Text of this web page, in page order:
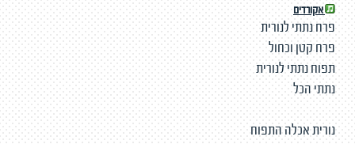
אקורדים
פרח נתתי לנורית
פרח קטן וכחול
תפוח נתתי לנורית
נתתי הכל
נורית אכלה התפוח